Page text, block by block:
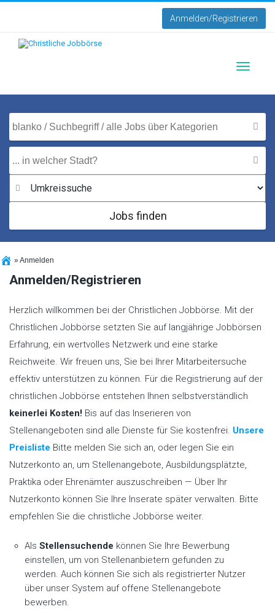
Anmelden/Registrieren
Jobs finden
»Anmelden
Anmelden/Registrieren
Herzlich willkommen bei der Christlichen Jobbörse. Mit der
Christlichen Jobbörse setzten Sie auf langjährige Jobbörsen
Erfahrung, ein wertvolles Netzwerk und eine starke
Reichweite. Wir freuen uns, Sie bei Ihrer Mitarbeitersuche
effektiv unterstützen zu können. Für die Registrierung auf der
christlichen Jobbörse entstehen Ihnen selbstverständlich
keinerlei Kosten! Bis auf das Inserieren von
Stellenangeboten sind alle Dienste für Sie kostenfrei. Unsere
Preisliste Bitte melden Sie sich an, oder legen Sie ein
Nutzerkonto an, um Stellenangebote, Ausbildungsplätzte,
Praktika oder Ehrenämter auszuschreiben — Über Ihr
Nutzerkonto können Sie Ihre Inserate später verwalten. Bitte
empfehlen Sie die christliche Jobbörse weiter.
Als Stellensuchende können Sie Ihre Bewerbung
einstellen, um von Stellenanbietern gefunden zu
werden. Auch können Sie sich als registrierter Nutzer
über unser System auf offene Stellenangebote
bewerben.